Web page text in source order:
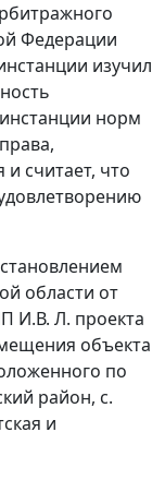
Федерации
изучил
норм
считает, что
области от
И.В. Л. проекта
объекта
по
район, с.
и